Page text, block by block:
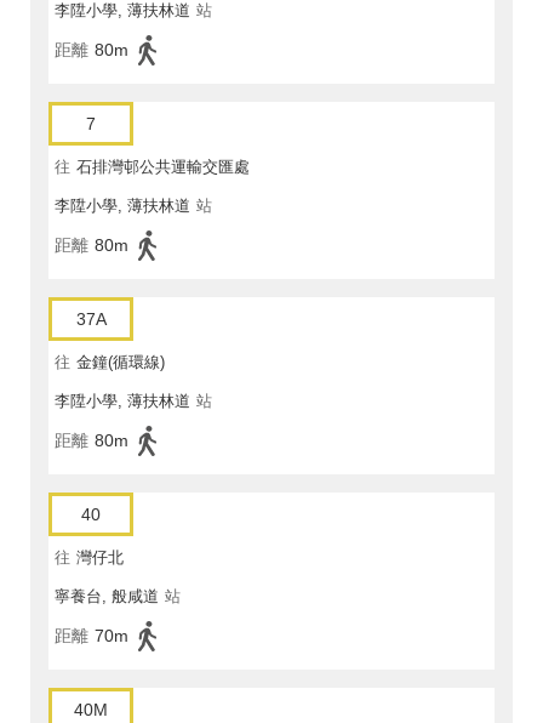
李陞小學, 薄扶林道 站
距離 80m
7
往 石排灣邨公共運輸交匯處
李陞小學, 薄扶林道 站
距離 80m
37A
往 金鐘(循環線)
李陞小學, 薄扶林道 站
距離 80m
40
往 灣仔北
寧養台, 般咸道 站
距離 70m
40M